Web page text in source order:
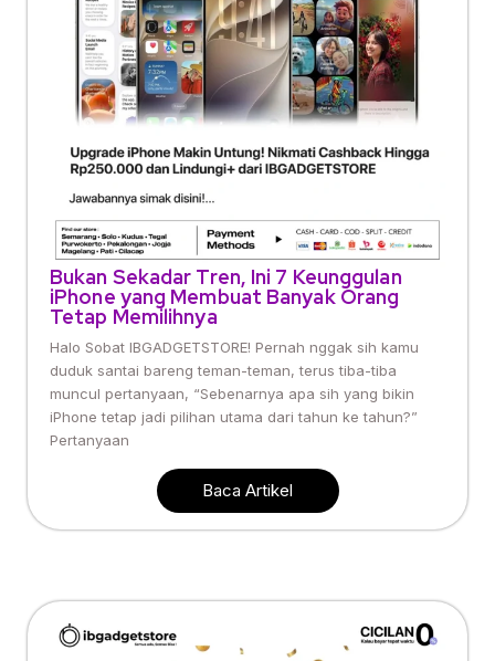
Bukan Sekadar Tren, Ini 7 Keunggulan
iPhone yang Membuat Banyak Orang
Tetap Memilihnya
Halo Sobat IBGADGETSTORE! Pernah nggak sih kamu
duduk santai bareng teman-teman, terus tiba-tiba
muncul pertanyaan, “Sebenarnya apa sih yang bikin
iPhone tetap jadi pilihan utama dari tahun ke tahun?”
Pertanyaan
Baca Artikel